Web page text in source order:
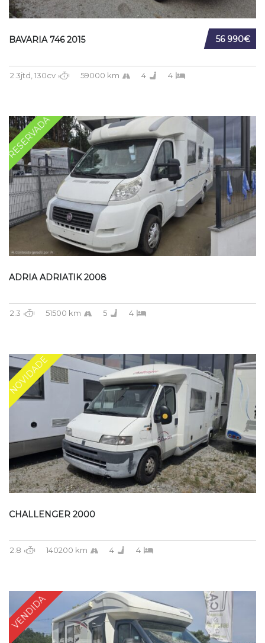
56 990€
BAVARIA 746 2015
2.3jtd, 130cv 59000 km 4 4
RESERVADA
ADRIA ADRIATIK 2008
2.3 51500 km 5 4
NOVIDADE
CHALLENGER 2000
2.8 140200 km 4 4
VENDIDA